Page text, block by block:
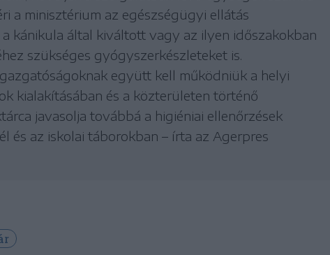
a minisztérium az egészségügyi ellátás
kánikula által kiváltott vagy az ilyen időszakokban
szükséges gyógyszerkészleteket is.
együtt kell működniük a helyi
kialakításában és a közterületen történő
javasolja továbbá a higiéniai ellenőrzések
és az iskolai táborokban – írta az Agerpres